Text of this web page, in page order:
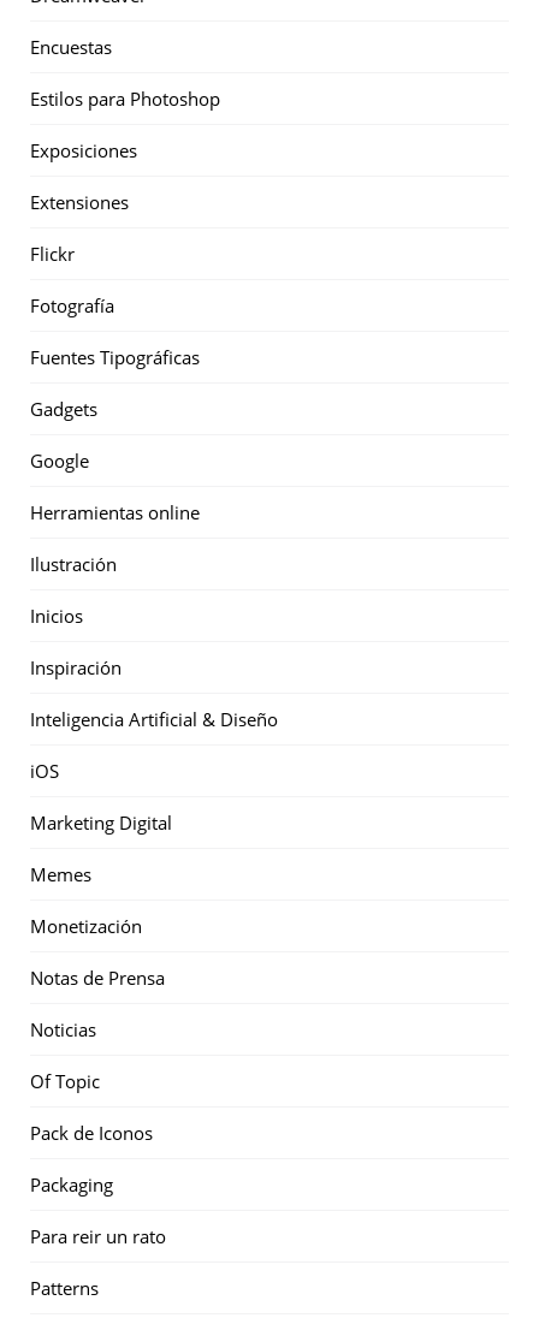
Encuestas
Estilos para Photoshop
Exposiciones
Extensiones
Flickr
Fotografía
Fuentes Tipográficas
Gadgets
Google
Herramientas online
Ilustración
Inicios
Inspiración
Inteligencia Artificial & Diseño
iOS
Marketing Digital
Memes
Monetización
Notas de Prensa
Noticias
Of Topic
Pack de Iconos
Packaging
Para reir un rato
Patterns